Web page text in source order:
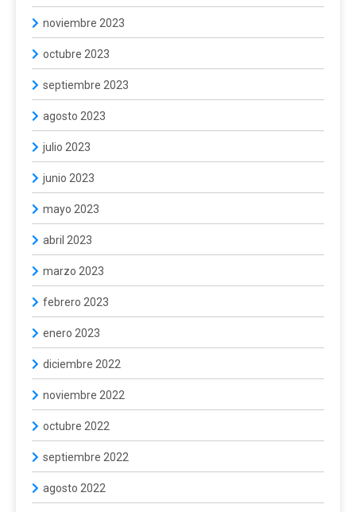
noviembre 2023
octubre 2023
septiembre 2023
agosto 2023
julio 2023
junio 2023
mayo 2023
abril 2023
marzo 2023
febrero 2023
enero 2023
diciembre 2022
noviembre 2022
octubre 2022
septiembre 2022
agosto 2022